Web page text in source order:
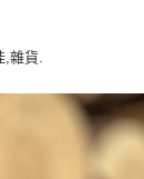
,雜貨.